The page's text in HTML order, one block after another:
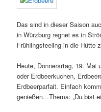
Das sind in dieser Saison
in Würzburg regnet es in
Frühlingsfeeling in die Hütte
Heute, Donnersrtag, 19. Mai
oder Erdbeerkuchen,
Erdbeerparfait. Einfach
genießen…Thema: „Du bist